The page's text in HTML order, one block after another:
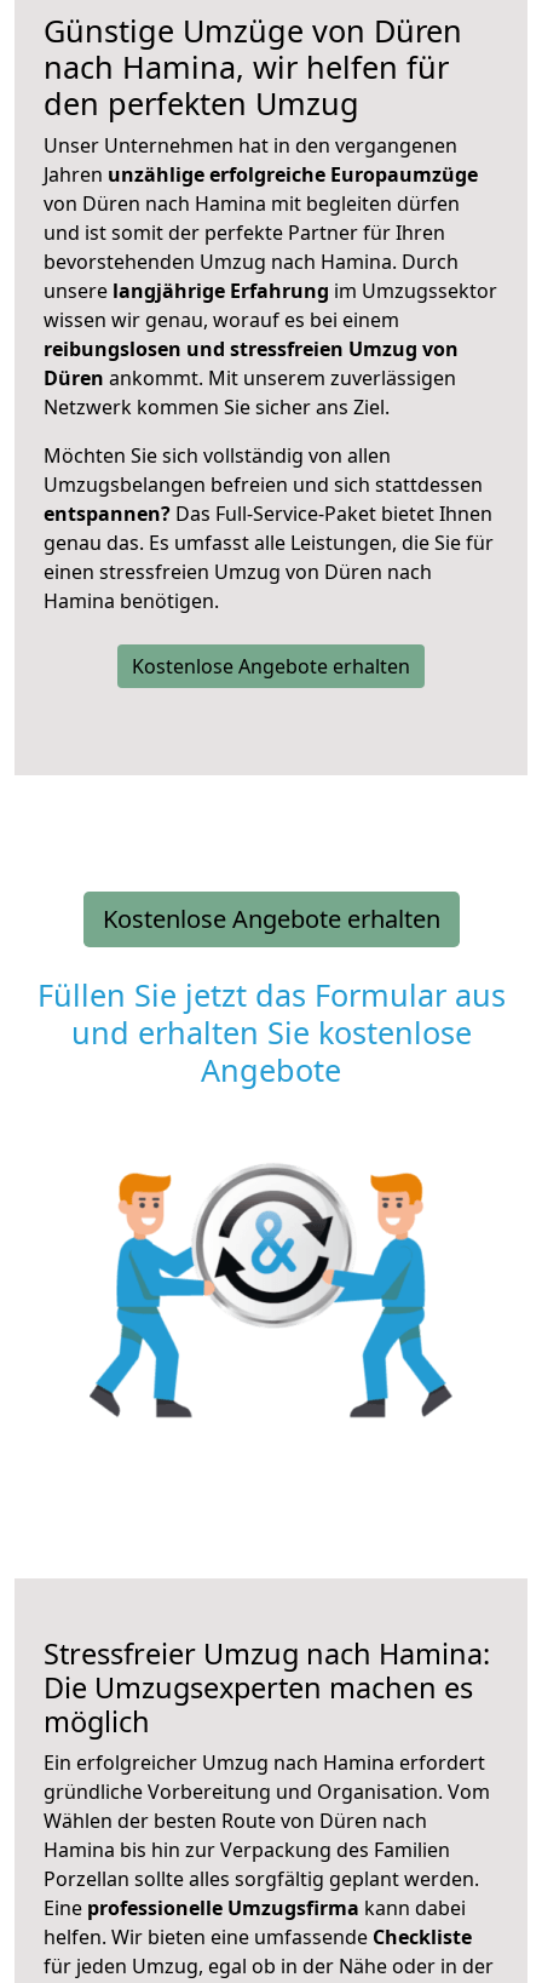
Günstige Umzüge von Düren
nach Hamina, wir helfen für
den perfekten Umzug
Unser Unternehmen hat in den vergangenen
Jahren unzählige erfolgreiche Europaumzüge
von Düren nach Hamina mit begleiten dürfen
und ist somit der perfekte Partner für Ihren
bevorstehenden Umzug nach Hamina. Durch
unsere langjährige Erfahrung im Umzugssektor
wissen wir genau, worauf es bei einem
reibungslosen und stressfreien Umzug von
Düren ankommt. Mit unserem zuverlässigen
Netzwerk kommen Sie sicher ans Ziel.
Möchten Sie sich vollständig von allen
Umzugsbelangen befreien und sich stattdessen
entspannen? Das Full-Service-Paket bietet Ihnen
genau das. Es umfasst alle Leistungen, die Sie für
einen stressfreien Umzug von Düren nach
Hamina benötigen.
Kostenlose Angebote erhalten
Kostenlose Angebote erhalten
Füllen Sie jetzt das Formular aus
und erhalten Sie kostenlose
Angebote
Stressfreier Umzug nach Hamina:
Die Umzugsexperten machen es
möglich
Ein erfolgreicher Umzug nach Hamina erfordert
gründliche Vorbereitung und Organisation. Vom
Wählen der besten Route von Düren nach
Hamina bis hin zur Verpackung des Familien
Porzellan sollte alles sorgfältig geplant werden.
Eine professionelle Umzugsfirma kann dabei
helfen. Wir bieten eine umfassende Checkliste
für jeden Umzug, egal ob in der Nähe oder in der